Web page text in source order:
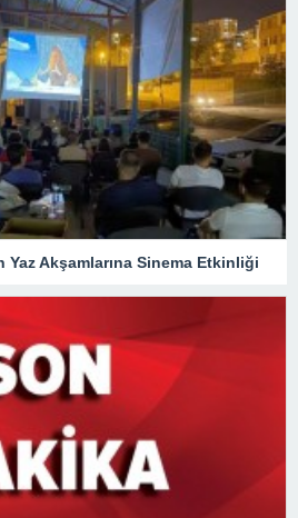
Yaz Akşamlarına Sinema Etkinliği